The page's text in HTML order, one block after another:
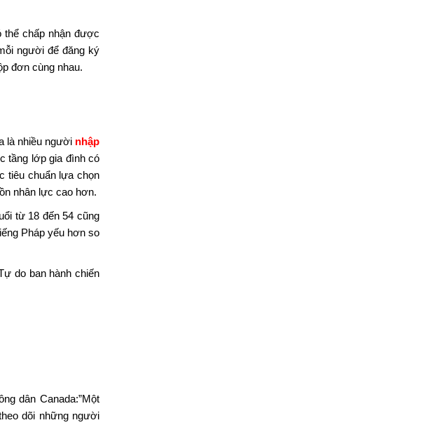
thể chấp nhận được
người để đăng ký
đơn cùng nhau.
là nhiều người nhập
tầng lớp gia đình có
tiêu chuẩn lựa chọn
nhân lực cao hơn.
từ 18 đến 54 cũng
Pháp yếu hơn so
do ban hành chiến
dân Canada:”Một
dõi những người